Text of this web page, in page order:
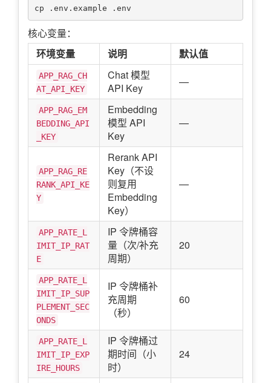
核心变量：
环境变量
说明 默认值
APP_RAG_CH
AT_API_KEY
Chat 模型
API Key
—
APP_RAG_EM
BEDDING_API
_KEY
Embedding
模型 API
Key
—
APP_RAG_RE
RANK_API_KE
Y
Rerank API
Key（不设
则复用
Embedding
Key）
—
APP_RATE_L
IMIT_IP_RAT
E
IP 令牌桶容
量（次/补充
周期）
20
APP_RATE_L
IMIT_IP_SUP
PLEMENT_SEC
ONDS
IP 令牌桶补
充周期
（秒）
60
APP_RATE_L
IMIT_IP_EXP
IRE_HOURS
IP 令牌桶过
期时间（小
时）
24